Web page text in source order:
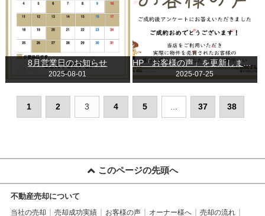
8月営業日のお知らせ
2025-08-01
HP「お客様の声」を更新しました。
2025-07-25
1 2 3 4 5 37 38
このページの先頭へ
不動産売却について
当社の売却 売却成功実績 お客様の声 オーナー様へ
売却の流れ